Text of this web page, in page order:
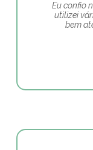
Eu confio
utilizei
bem